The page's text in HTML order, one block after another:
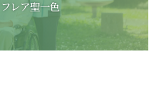
ア上土
レア聖一色